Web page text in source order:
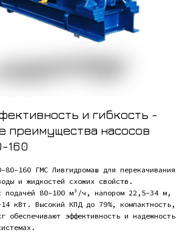
и гибкость -
преимущества насосов
160
80-160 ГМС Ливгидромаш для перекачивания
и жидкостей схожих свойств.
подачей 80-100 м³/ч, напором 22,5-34 м,
кВт. Высокий КПД до 79%, компактность,
обеспечивают эффективность и надежность